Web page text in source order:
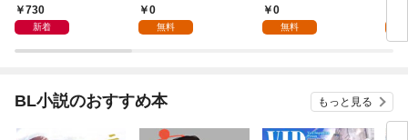
月号730
新着
0
無料
0
無料
BL小説のおすすめ本 もっと見る